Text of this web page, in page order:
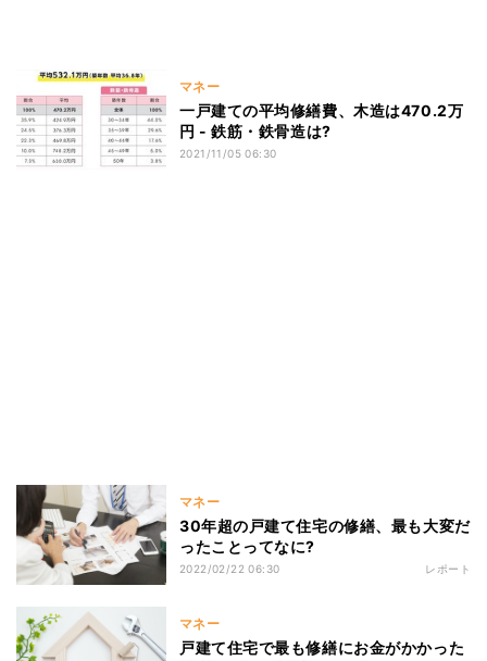
マネー
一戸建ての平均修繕費、木造は470.2万
円 - 鉄筋・鉄骨造は?
2021/11/05 06:30
マネー
30年超の戸建て住宅の修繕、最も大変だ
ったことってなに?
2022/02/22 06:30 レポート
マネー
戸建て住宅で最も修繕にお金がかかった